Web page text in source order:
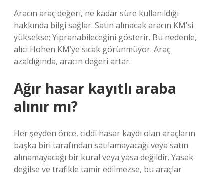
Aracın araç değeri, ne kadar süre kullanıldığı
hakkında bilgi sağlar. Satın alınacak aracın KM’si
yüksekse; Yıpranabileceğini gösterir. Bu nedenle,
alıcı Hohen KM’ye sıcak görünmüyor. Araç
azaldığında, aracın değeri artar.
Ağır hasar kayıtlı araba
alınır mı?
Her şeyden önce, ciddi hasar kaydı olan araçların
başka biri tarafından satılamayacağı veya satın
alınamayacağı bir kural veya yasa değildir. Yasak
değilse ve trafikle tamir edilmezse, bu araçlar